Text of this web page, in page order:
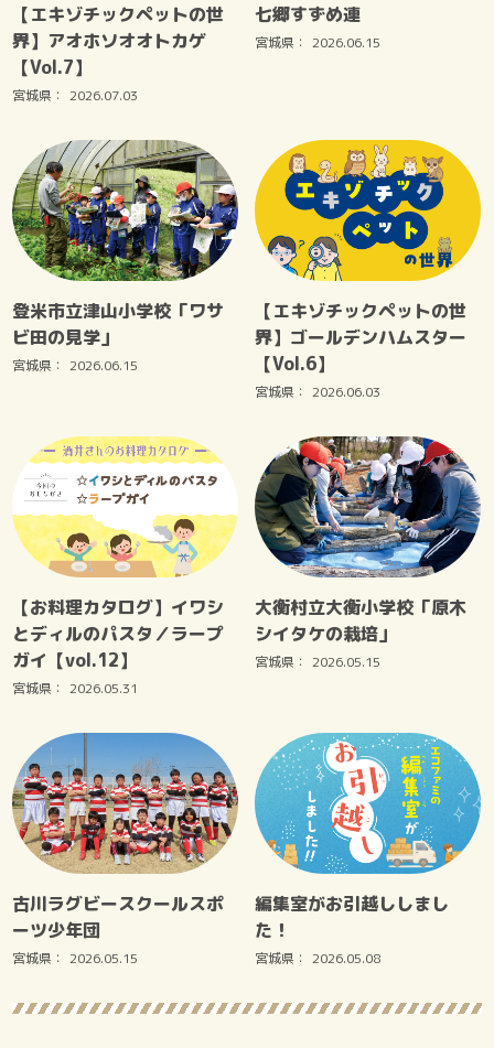
【エキゾチックペットの世
界】アオホソオオトカゲ
【Vol.7】
宮城県： 2026.07.03
七郷すずめ連
宮城県： 2026.06.15
登米市立津山小学校「ワサ
ビ田の見学」
宮城県： 2026.06.15
【エキゾチックペットの世
界】ゴールデンハムスター
【Vol.6】
宮城県： 2026.06.03
【お料理カタログ】イワシ
とディルのパスタ／ラープ
ガイ【vol.12】
宮城県： 2026.05.31
大衡村立大衡小学校「原木
シイタケの栽培」
宮城県： 2026.05.15
古川ラグビースクールスポ
ーツ少年団
宮城県： 2026.05.15
編集室がお引越ししまし
た！
宮城県： 2026.05.08